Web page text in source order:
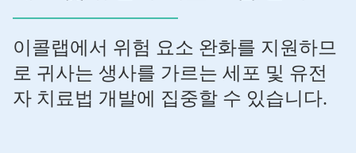
이콜랩에서 위험 요소 완화를 지원하므
로 귀사는 생사를 가르는 세포 및 유전
자 치료법 개발에 집중할 수 있습니다.